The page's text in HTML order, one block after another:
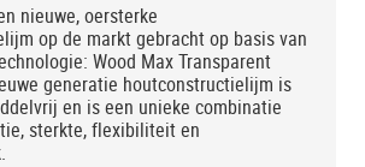
nieuwe, oersterke
op de markt gebracht op basis van
Wood Max Transparent
generatie houtconstructielijm is
en is een unieke combinatie
sterkte, flexibiliteit en